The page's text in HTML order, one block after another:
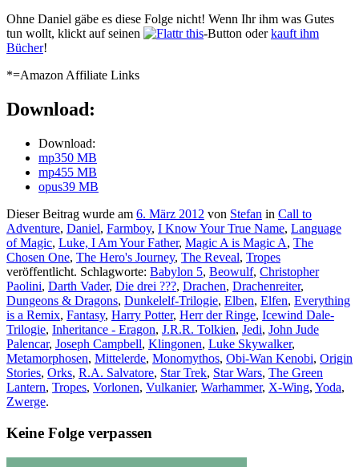
Ohne Daniel gäbe es diese Folge nicht! Wenn Ihr ihm was Gutes
tun wollt, klickt auf seinen
-Button oderkauft ihm
Bücher!
*=Amazon Affiliate Links
Download:
Download:
mp350 MB
mp455 MB
opus39 MB
Dieser Beitrag wurde am 6. März 2012 von Stefan in Call to
Adventure, Daniel, Farmboy, I Know Your True Name, Language
of Magic, Luke, I Am Your Father, Magic A is Magic A, The
Chosen One, The Hero's Journey, The Reveal, Tropes
veröffentlicht. Schlagworte: Babylon 5, Beowulf, Christopher
Paolini, Darth Vader, Die drei ???, Drachen, Drachenreiter,
Dungeons & Dragons, Dunkelelf-Trilogie, Elben, Elfen, Everything
is a Remix, Fantasy, Harry Potter, Herr der Ringe, Icewind Dale-
Trilogie, Inheritance - Eragon, J.R.R. Tolkien, Jedi, John Jude
Palencar, Joseph Campbell, Klingonen, Luke Skywalker,
Metamorphosen, Mittelerde, Monomythos, Obi-Wan Kenobi, Origin
Stories, Orks, R.A. Salvatore, Star Trek, Star Wars, The Green
Lantern, Tropes, Vorlonen, Vulkanier, Warhammer, X-Wing, Yoda,
Zwerge.
Keine Folge verpassen